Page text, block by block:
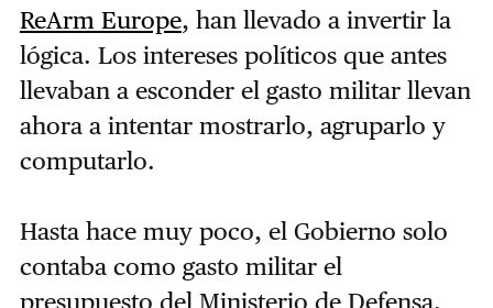
ReArm Europe, han llevado a invertir la
lógica. Los intereses políticos que antes
llevaban a esconder el gasto militar llevan
ahora a intentar mostrarlo, agruparlo y
computarlo.
Hasta hace muy poco, el Gobierno solo
contaba como gasto militar el
presupuesto del Ministerio de Defensa.